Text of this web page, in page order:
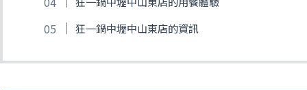
狂一鍋中壢中山東店的資訊